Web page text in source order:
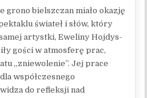
grono bielszczan miało okazję
świateł i słów, który
artystki, Eweliny Hojdys-
gości w atmosferę prac,
„zniewolenie”. Jej prace
współczesnego
do refleksji nad